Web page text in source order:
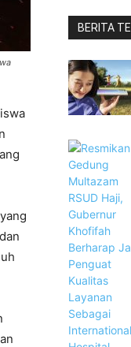
BERITA